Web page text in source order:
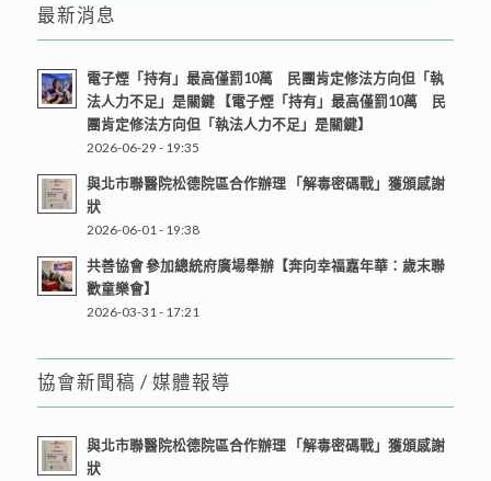
最新消息
電子煙「持有」最高僅罰10萬 民團肯定修法方向但「執
法人力不足」是關鍵 【電子煙「持有」最高僅罰10萬 民
團肯定修法方向但「執法人力不足」是關鍵】
2026-06-29 - 19:35
與北市聯醫院松德院區合作辦理 「解毒密碼戰」獲頒感謝
狀
2026-06-01 - 19:38
共善協會 參加總統府廣場舉辦【奔向幸福嘉年華：歲末聯
歡童樂會】
2026-03-31 - 17:21
協會新聞稿 / 媒體報導
與北市聯醫院松德院區合作辦理 「解毒密碼戰」獲頒感謝
狀